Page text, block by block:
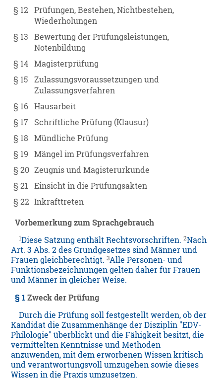
§ 12
Prüfungen, Bestehen, Nichtbestehen,
Wiederholungen
§ 13
Bewertung der Prüfungsleistungen,
Notenbildung
§ 14
Magisterprüfung
§ 15
Zulassungsvoraussetzungen und
Zulassungsverfahren
§ 16
Hausarbeit
§ 17
Schriftliche Prüfung (Klausur)
§ 18
Mündliche Prüfung
§ 19
Mängel im Prüfungsverfahren
§ 20 Zeugnis und Magisterurkunde
§ 21
Einsicht in die Prüfungsakten
§ 22 Inkrafttreten
Vorbemerkung zum Sprachgebrauch
1Diese Satzung enthält Rechtsvorschriften.2Nach
Art. 3 Abs. 2 des Grundgesetzes sind Männer und
Frauen gleichberechtigt.3Alle Personen- und
Funktionsbezeichnungen gelten daher für Frauen
und Männer in gleicher Weise.
§ 1 Zweck der Prüfung
Durch die Prüfung soll festgestellt werden, ob der
Kandidat die Zusammenhänge der Disziplin "EDV-
Philologie" überblickt und die Fähigkeit besitzt, die
vermittelten Kenntnisse und Methoden
anzuwenden, mit dem erworbenen Wissen kritisch
und verantwortungsvoll umzugehen sowie dieses
Wissen in die Praxis umzusetzen.